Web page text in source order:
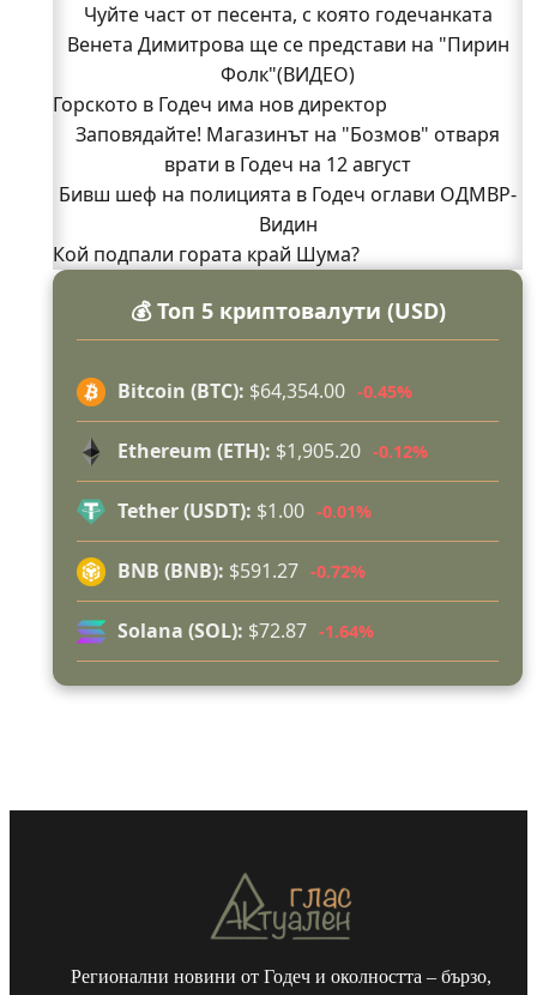
Чуйте част от песента, с която годечанката
Венета Димитрова ще се представи на "Пирин
Фолк"(ВИДЕО)
Горското в Годеч има нов директор
Заповядайте! Магазинът на "Бозмов" отваря
врати в Годеч на 12 август
Бивш шеф на полицията в Годеч оглави ОДМВР-
Видин
Кой подпали гората край Шума?
доброволци на пожара край Шума (СНИМКИ)
Началникът на пожарната в Годеч благодари
поименно на всички, които бяха рамо до рамо с
огнеборците!
150 декара гори, треви и храсти изгоряха край
Годеч, десетки доброволци се хвърлиха в
Полицията влиза в селата
Възможни са прекъсвания на тока утре в части
от община Годеч
Какво накара Яна и Станимир да изберат Годеч
пред живота в чужбина? (ВИДЕО)
Родов оброк събра поколения под старата круша
💰 Топ 5 криптовалути (USD)
Bitcoin (BTC): $64,354.00 -0.45%
Ethereum (ETH): $1,905.20 -0.12%
Tether (USDT): $1.00 -0.01%
BNB (BNB): $591.27 -0.72%
Solana (SOL): $72.87 -1.64%
Регионални новини от Годеч и околността – бързо,